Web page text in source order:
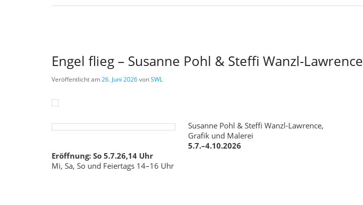
Engel flieg – Susanne Pohl & Steffi Wanzl-Lawrence
Veröffentlicht am26. Juni 2026vonSWL
Susanne Pohl & Steffi Wanzl-Lawrence,
Grafik und Malerei
5.7.–4.10.2026
Eröffnung: So 5.7.26,14 Uhr
Mi, Sa, So und Feiertags 14–16 Uhr